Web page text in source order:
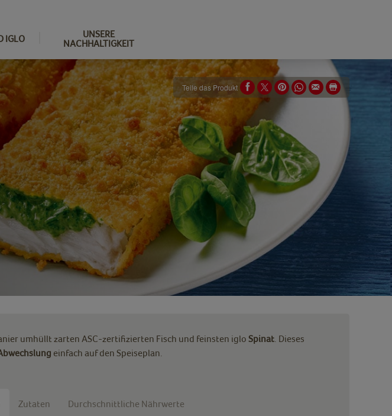
IGLO
UNSERE
NACHHALTIGKEIT
Teile das Produkt
umhüllt zarten ASC-zertifizierten Fisch und feinsten iglo Spinat . Dieses
einfach auf den Speiseplan.
Zutaten Durchschnittliche Nährwerte